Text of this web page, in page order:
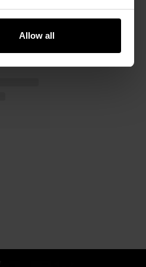
Allow all